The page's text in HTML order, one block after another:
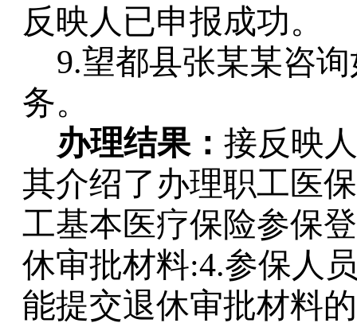
反映人已申报成功。
9.望都县张某某咨
务。
办理结果： 接反映
其介绍了办理职工医
工基本医疗保险参保
休审批材料:4.参保人
能提交退休审批材料